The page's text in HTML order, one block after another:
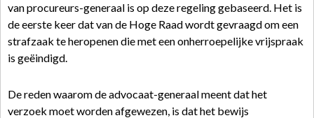
van procureurs-generaal is op deze regeling gebaseerd. Het is
de eerste keer dat van de Hoge Raad wordt gevraagd om een
strafzaak te heropenen die met een onherroepelijke vrijspraak
is geëindigd.
De reden waarom de advocaat-generaal meent dat het
verzoek moet worden afgewezen, is dat het bewijs